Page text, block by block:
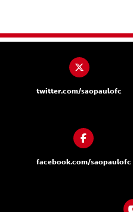
twitter.com/saopaulofc
facebook.com/saopaulofc